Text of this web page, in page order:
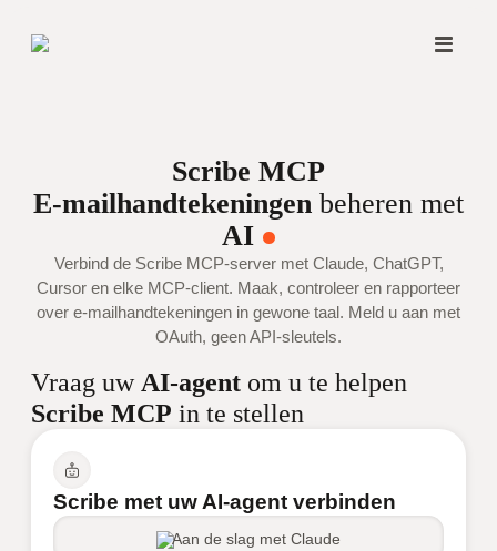
Scribe MCP
E-mailhandtekeningen beheren met
AI
Verbind de Scribe MCP-server met Claude, ChatGPT,
Cursor en elke MCP-client. Maak, controleer en rapporteer
over e-mailhandtekeningen in gewone taal. Meld u aan met
OAuth, geen API-sleutels.
Vraag uw AI-agent om u te helpen
Scribe MCP in te stellen
Scribe met uw AI-agent verbinden
Aan de slag met Claude